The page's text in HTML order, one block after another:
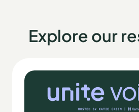
Explore our